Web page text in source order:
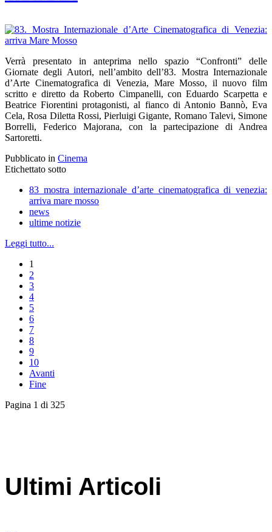
Verrà presentato in anteprima nello spazio “Confronti” delle
Giornate degli Autori, nell’ambito dell’83. Mostra Internazionale
d’Arte Cinematografica di Venezia, Mare Mosso, il nuovo film
scritto e diretto da Roberto Cimpanelli, con Eduardo Scarpetta e
Beatrice Fiorentini protagonisti, al fianco di Antonio Bannò, Eva
Cela, Rosa Diletta Rossi, Pierluigi Gigante, Romano Talevi, Simone
Borrelli, Federico Majorana, con la partecipazione di Andrea
Sartoretti.
Pubblicato in Cinema
Etichettato sotto
83 mostra internazionale d’arte cinematografica di venezia:
arriva mare mosso
news
ultime notizie
Leggi tutto...
1
2
3
4
5
6
7
8
9
10
Avanti
Fine
Pagina 1 di 325
Ultimi Articoli